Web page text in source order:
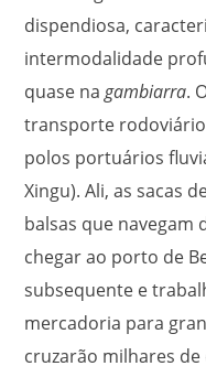
dispendiosa,
intermodalidade
quase nagambiarra.
transporte
polos portuários
Xingu). Ali, as sacas
balsas que navegam
chegar ao porto de
subsequente e
mercadoria para
cruzarão milhares